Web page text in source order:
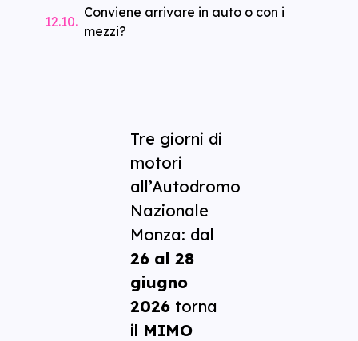
Conviene arrivare in auto o con i
mezzi?
Tre giorni di
motori
all’Autodromo
Nazionale
Monza: dal
26 al 28
giugno
2026torna
il MIMO